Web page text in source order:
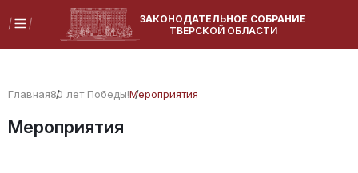
ЗАКОНОДАТЕЛЬНОЕ СОБРАНИЕ
ТВЕРСКОЙ ОБЛАСТИ
Главная80 лет Победы!Мероприятия
Мероприятия